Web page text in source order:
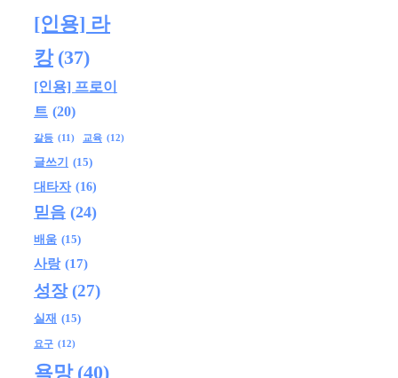
[인용] 라
캉 (37)
[인용] 프로이
트 (20)
갈등 (11) 교육 (12)
글쓰기
(15)
대타자 (16)
믿음 (24)
배움 (15)
사랑 (17)
성장 (27)
실재 (15)
요구 (12)
욕망 (40)